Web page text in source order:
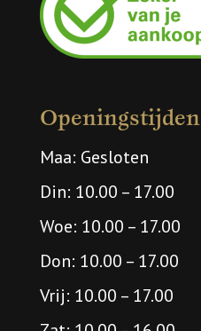
Openingstijden
Maa: Gesloten
Din: 10.00 – 17.00
Woe: 10.00 – 17.00
Don: 10.00 – 17.00
Vrij: 10.00 – 17.00